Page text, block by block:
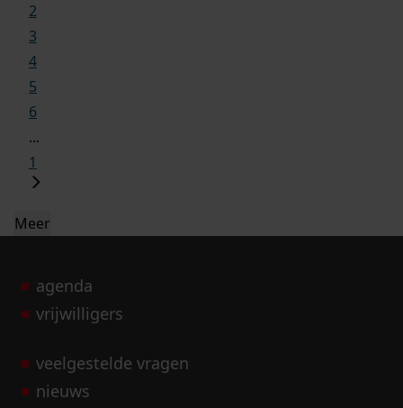
2
3
4
5
6
...
1
Meer
agenda
vrijwilligers
veelgestelde vragen
nieuws